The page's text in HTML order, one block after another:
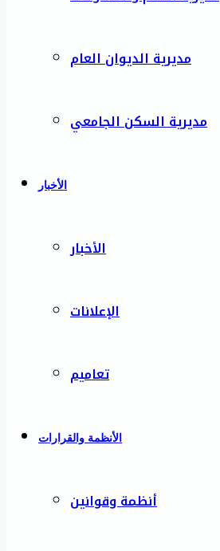
مديرية الديوان العام
مديرية السكن الجامعي
الأخبار
الأخبار
الإعلانات
تعاميم
الأنظمة والقرارات
أنظمة وقوانين